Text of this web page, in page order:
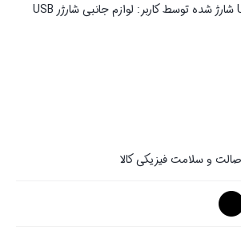
داخلی*1* شارژر USB شارژ شده توسط کاربر: لوازم جانبی شارژر USB
و سلامت فیزیکی کالا